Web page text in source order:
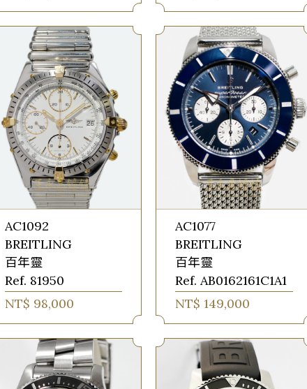
AC1092
BREITLING
百年靈
Ref. 81950
NT$ 98,000
AC1077
BREITLING
百年靈
Ref. AB0162161C1A1
NT$ 149,000